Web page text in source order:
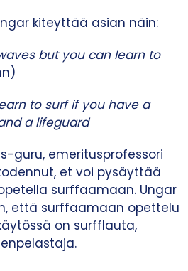
kiteyttää asian näin:
but you can learn to
to surf if you have a
a lifeguard
guru, emeritusprofessori
et voi pysäyttää
surffaamaan. Ungar
että surffaamaan opettelu
on surfflauta,